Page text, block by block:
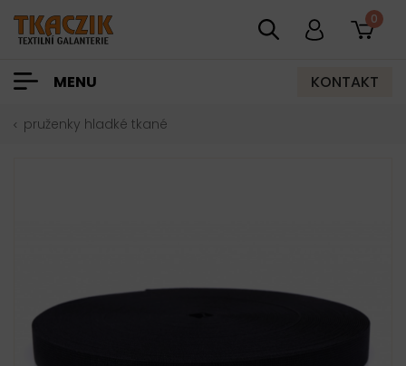
0
MENU KONTAKT
pruženky hladké tkané